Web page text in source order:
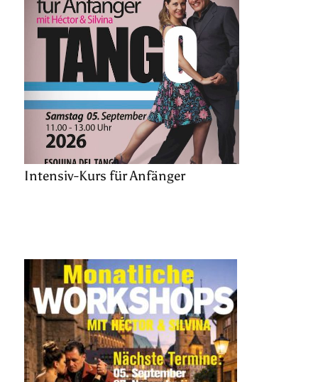
Intensiv-Kurs für Anfänger